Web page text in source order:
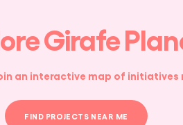
Girafe
an interactive map of initiatives
FIND PROJECTS NEAR ME